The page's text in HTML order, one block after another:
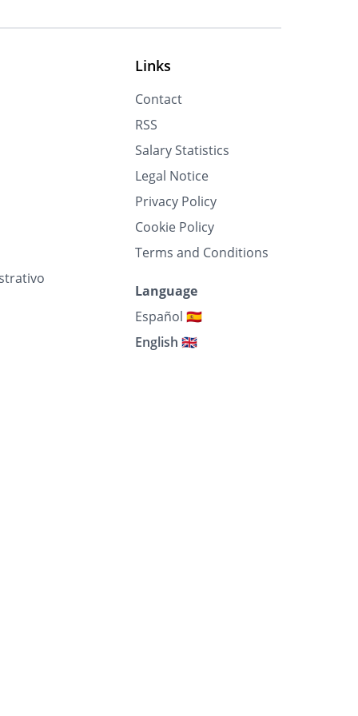
Links
Contact
RSS
Salary Statistics
Legal Notice
Privacy Policy
Cookie Policy
Terms and Conditions
Language
Español 🇪🇸
English 🇬🇧